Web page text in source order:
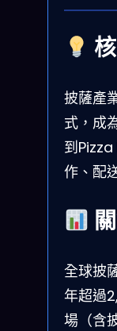
披薩產
式，成
到
作、配
全球披
年超過
場（含